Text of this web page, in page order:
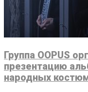
Группа OOPUS
презентацию
народных